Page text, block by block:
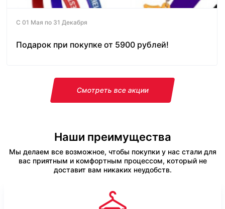
С 01 Мая по 31 Декабря
Подарок при покупке от 5900 рублей!
Смотреть все акции
Наши преимущества
Мы делаем все возможное, чтобы покупки у нас стали для
вас приятным и комфортным процессом, который не
доставит вам никаких неудобств.